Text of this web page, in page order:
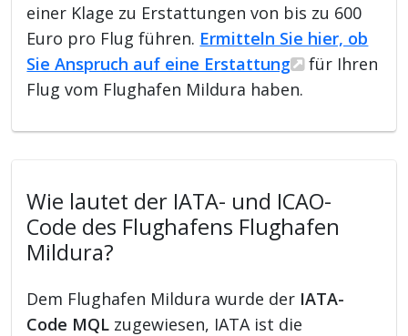
einer Klage zu Erstattungen von bis zu 600
Euro pro Flug führen. Ermitteln Sie hier, ob
Sie Anspruch auf eine Erstattung
für Ihren
Flug vom Flughafen Mildura haben.
Wie lautet der IATA- und ICAO-
Code des Flughafens Flughafen
Mildura?
Dem Flughafen Mildura wurde der IATA-
Code MQL zugewiesen, IATA ist die